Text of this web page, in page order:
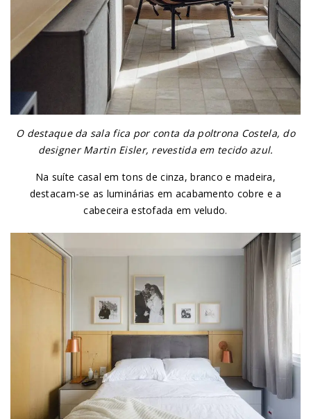
O destaque da sala fica por conta da poltrona Costela, do
designer Martin Eisler, revestida em tecido azul.
Na suíte casal em tons de cinza, branco e madeira,
destacam-se as luminárias em acabamento cobre e a
cabeceira estofada em veludo.